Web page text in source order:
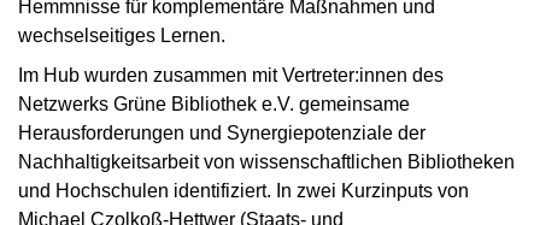
Hemmnisse für komplementäre Maßnahmen und
wechselseitiges Lernen.
Im Hub wurden zusammen mit Vertreter:innen des
Netzwerks Grüne Bibliothek e.V. gemeinsame
Herausforderungen und Synergiepotenziale der
Nachhaltigkeitsarbeit von wissenschaftlichen Bibliotheken
und Hochschulen identifiziert. In zwei Kurzinputs von
Michael Czolkoß-Hettwer (Staats- und